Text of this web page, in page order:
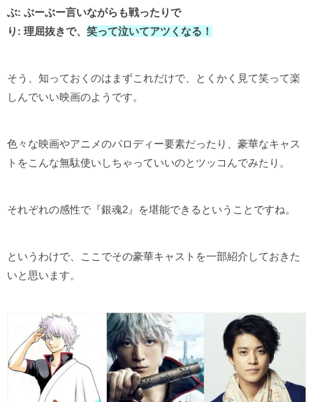
ぶ: ぶーぶー言いながらも戦ったりで
り: 理屈抜きで、 笑って泣いてアツくなる！
そう、知っておくのはまずこれだけで、とくかく見て笑って楽
しんでいい映画のようです。
色々な映画やアニメのパロディー要素だったり、豪華なキャス
トをこんな無駄使いしちゃっていいのとツッコんでみたり。
それぞれの感性で『銀魂2』を堪能できるということですね。
というわけで、ここでその豪華キャストを一部紹介しておきた
いと思います。